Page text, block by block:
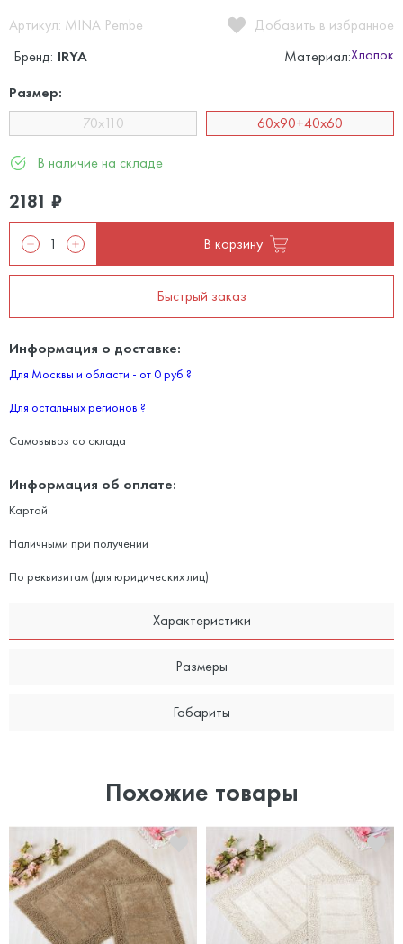
Артикул: MINA Pembe
Добавить в избранное
Бренд: IRYA Материал:Хлопок
Размер:
70x110
60x90+40x60
В наличие на складе
2181 ₽
В корзину
Быстрый заказ
Информация о доставке:
Для Москвы и области - от 0 руб ?
Для остальных регионов ?
Самовывоз со склада
Информация об оплате:
Картой
Наличными при получении
По реквизитам (для юридических лиц)
Характеристики
Размеры
Габариты
Похожие товары